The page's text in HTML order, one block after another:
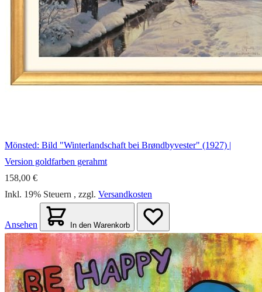
Mönsted: Bild "Winterlandschaft bei Brøndbyvester" (1927) |
Version goldfarben gerahmt
158,00 €
Inkl. 19% Steuern , zzgl. Versandkosten
Ansehen In den Warenkorb